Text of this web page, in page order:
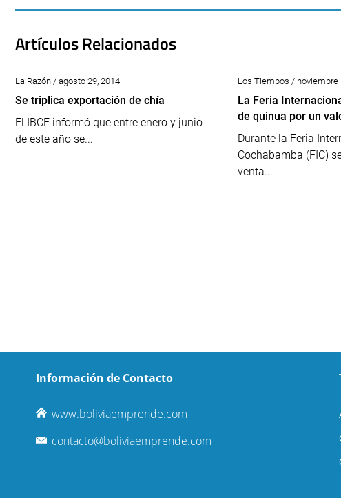
Artículos Relacionados
La Razón / agosto 29, 2014
Se triplica exportación de chía
El IBCE informó que entre enero y junio
de este año se...
Los Tiempos / noviembre
La Feria
de quinua por un
Durante la Feria
Cochabamba (FIC)
venta...
Información de Contacto
www.boliviaemprende.com
contacto@boliviaemprende.com